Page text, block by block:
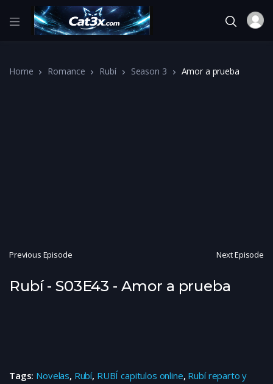
Home Romance Rubí Season 3 Amor a prueba
Previous Episode Next Episode
Rubí - S03E43 - Amor a prueba
Tags: Novelas, Rubí, RUBÍ capitulos online, Rubí reparto y